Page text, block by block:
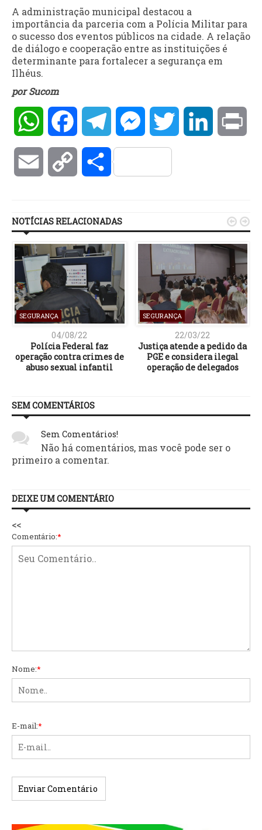
A administração municipal destacou a
importância da parceria com a Polícia Militar para
o sucesso dos eventos públicos na cidade. A relação
de diálogo e cooperação entre as instituições é
determinante para fortalecer a segurança em
Ilhéus.
por Sucom
WhatsAppFacebookTelegramMessengerTwitter LinkedIn
Email Copy Compartilhar
NOTÍCIAS RELACIONADAS
SEGURANÇA
04/08/22
Polícia Federal faz
operação contra crimes de
abuso sexual infantil
SEGURANÇA
22/03/22
Justiça atende a pedido da
PGE e considera ilegal
operação de delegados
 
SEM COMENTÁRIOS
Sem Comentários!
Não há comentários, mas você pode ser o
primeiro a comentar.
DEIXE UM COMENTÁRIO
<<
Comentário:*
Nome:*
E-mail:*